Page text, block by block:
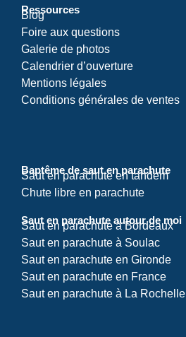
Ressources
Blog
Foire aux questions
Galerie de photos
Calendrier d’ouverture
Mentions légales
Conditions générales de ventes
Baptême de saut en parachute
Saut en parachute en tandem
Chute libre en parachute
Saut en parachute autour de moi
Saut en parachute à Bordeaux
Saut en parachute à Soulac
Saut en parachute en Gironde
Saut en parachute en France
Saut en parachute à La Rochelle